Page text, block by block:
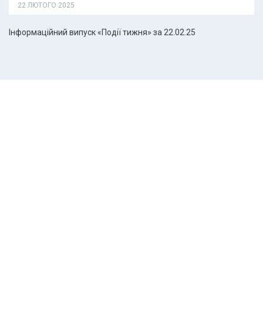
22 ЛЮТОГО 2025
Інформаційний випуск «Події тижня» за 22.02.25